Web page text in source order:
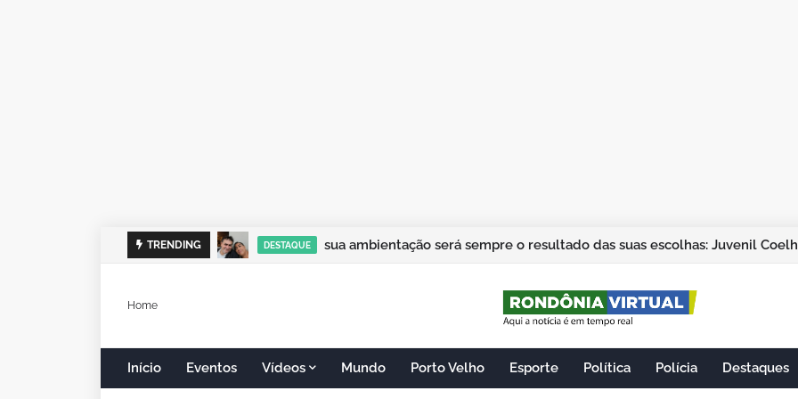
TRENDING DESTAQUE sua ambientação será sempre o resultado das suas escolhas: Juvenil
Home
Início Eventos Vídeos Mundo Porto Velho Esporte Política Polícia Destaques